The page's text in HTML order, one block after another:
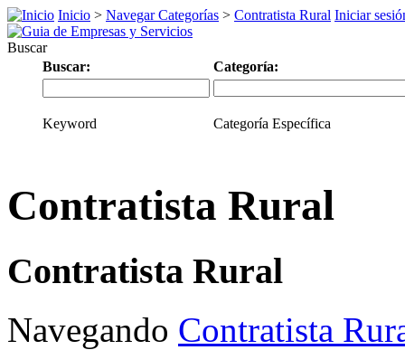
Inicio > Navegar Categorías > Contratista Rural Iniciar
Buscar
Buscar:
Categoría:
Keyword Categoría Específica
Contratista Rural
Contratista Rural
Navegando Contratista